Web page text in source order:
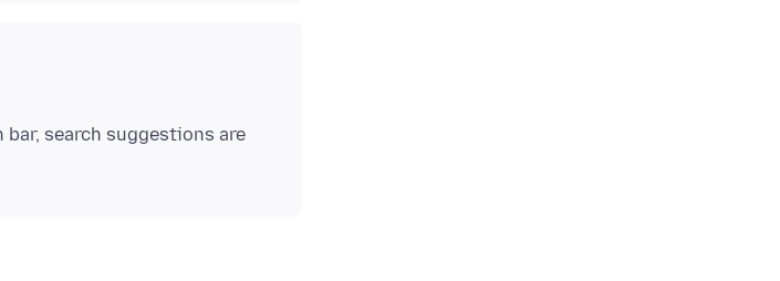
search suggestions are